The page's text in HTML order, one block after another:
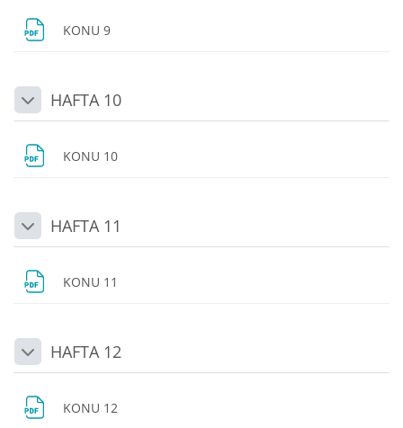
KONU 9
DaraltHAFTA 10
KONU 10
DaraltHAFTA 11
KONU 11
DaraltHAFTA 12
KONU 12